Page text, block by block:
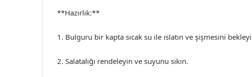
**Hazırlık:**
1. Bulguru bir kapta sıcak su ile ıslatın ve şişmesini
2. Salatalığı rendeleyin ve suyunu sıkın.